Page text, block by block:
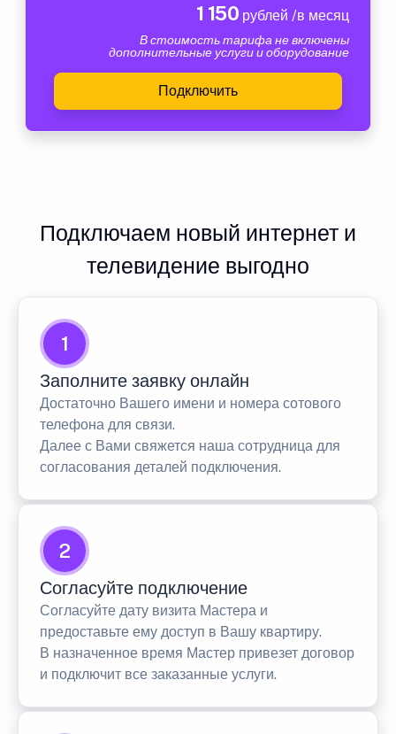
1 150 рублей /в месяц
В стоимость тарифа не включены
дополнительные услуги и оборудование
Подключить
Подключаем новый интернет и
телевидение выгодно
1
Заполните заявку онлайн
Достаточно Вашего имени и номера сотового
телефона для связи.
Далее с Вами свяжется наша сотрудница для
согласования деталей подключения.
2
Согласуйте подключение
Согласуйте дату визита Мастера и
предоставьте ему доступ в Вашу квартиру.
В назначенное время Мастер привезет договор
и подключит все заказанные услуги.